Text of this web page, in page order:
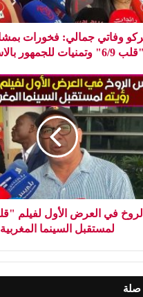
وفاتي جمالي: فخورات
"قلب 6/9" وتمنيات للجمهور بالاستمتاع
لمستقبل السينما المغربية
صلة